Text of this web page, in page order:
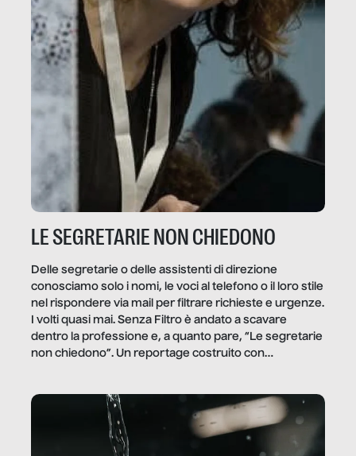
LE SEGRETARIE NON CHIEDONO
Delle segretarie o delle assistenti di direzione
conosciamo solo i nomi, le voci al telefono o il loro stile
nel rispondere via mail per filtrare richieste e urgenze.
I volti quasi mai. Senza Filtro è andato a scavare
dentro la professione e, a quanto pare, “Le segretarie
non chiedono”. Un reportage costruito con